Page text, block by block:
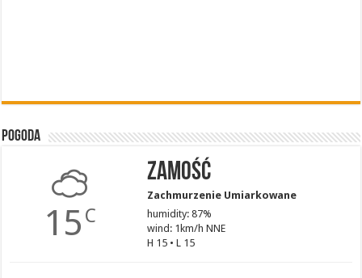
Pogoda
15 C
Zamość
Zachmurzenie Umiarkowane
humidity: 87%
wind: 1km/h NNE
H 15 • L 15